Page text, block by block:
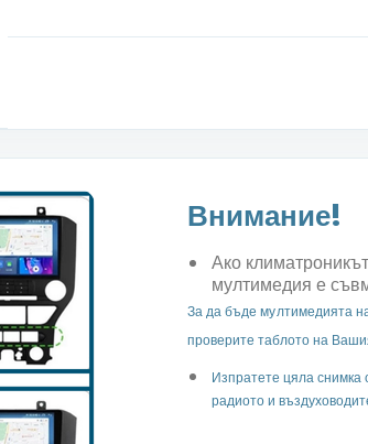
Внимание!
Ако
мултимедия е
За да бъде мултимедията
проверите таблото на
Изпратете цяла снимка
радиото и